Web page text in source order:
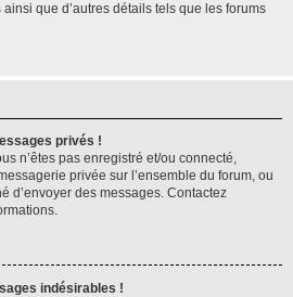
que d’autres détails tels que les forums
privés !
n’êtes pas enregistré et/ou connecté,
privée sur l’ensemble du forum, ou
d’envoyer des messages. Contactez
indésirables !